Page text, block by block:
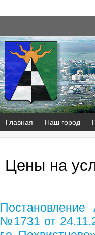
Главная Наш город
Цены на
Постановление
№1731 от